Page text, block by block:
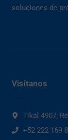
soluciones de
Visítanos
Tikal 4907,
+52 222 169